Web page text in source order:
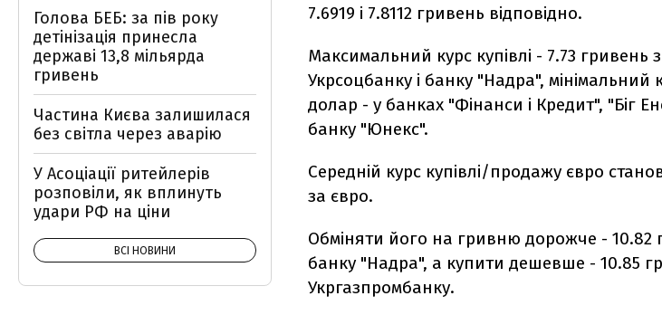
7.6919 і 7.8112 гривень відповідно.
Максимальний курс купівлі - 7.73 гривень
Укрсоцбанку і банку "Надра",
долар - у банках "Фінанси і Кредит", "Біг
банку "Юнекс".
Середній курс купівлі/продажу євро
за євро.
Обміняти його на гривню дорожче - 10.82
банку "Надра", а купити дешевше - 10.85
Укргазпромбанку.
Голова БЕБ: за пів року
детінізація принесла
державі 13,8 мільярда
гривень
Частина Києва залишилася
без світла через аварію
У Асоціації ритейлерів
розповіли, як вплинуть
удари РФ на ціни
ВСІ НОВИНИ